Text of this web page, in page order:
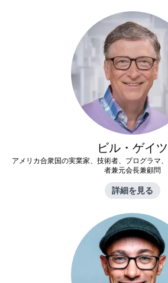
ビル・ゲイツ
アメリカ合衆国の実業家、技術者、プログラマ
者兼元会長兼顧問
詳細を見る